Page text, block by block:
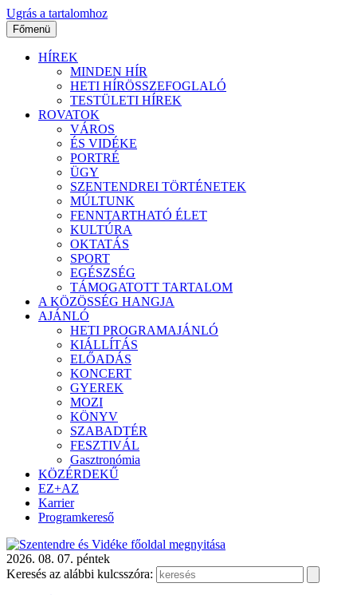
Ugrás a tartalomhoz
Főmenü
HÍREK
MINDEN HÍR
HETI HÍRÖSSZEFOGLALÓ
TESTÜLETI HÍREK
ROVATOK
VÁROS
ÉS VIDÉKE
PORTRÉ
ÜGY
SZENTENDREI TÖRTÉNETEK
MÚLTUNK
FENNTARTHATÓ ÉLET
KULTÚRA
OKTATÁS
SPORT
EGÉSZSÉG
TÁMOGATOTT TARTALOM
A KÖZÖSSÉG HANGJA
AJÁNLÓ
HETI PROGRAMAJÁNLÓ
KIÁLLÍTÁS
ELŐADÁS
KONCERT
GYEREK
MOZI
KÖNYV
SZABADTÉR
FESZTIVÁL
Gasztronómia
KÖZÉRDEKŰ
EZ+AZ
Karrier
Programkereső
2026. 08. 07. péntek
Keresés az alábbi kulcsszóra: